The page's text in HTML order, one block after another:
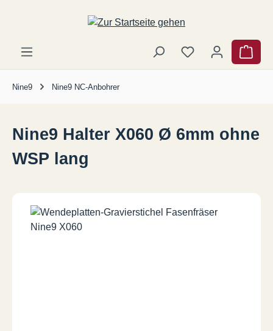
Zum Hauptinhalt springen
Nine9 Nine9 NC-Anbohrer
Nine9 Halter X060 Ø 6mm ohne
WSP lang